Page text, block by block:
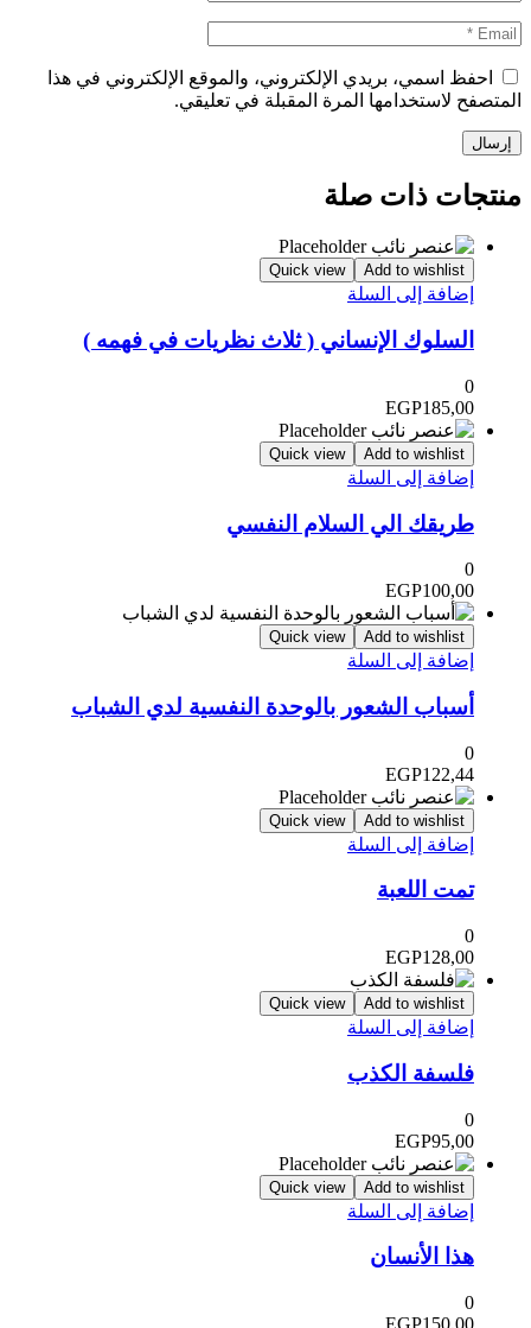
احفظ اسمي، بريدي الإلكتروني، والموقع الإلكتروني في هذا
المتصفح لاستخدامها المرة المقبلة في تعليقي.
منتجات ذات صلة
Add to wishlist
Quick view
إضافة إلى السلة
السلوك الإنساني ( ثلاث نظريات في فهمه )
0
EGP185,00
Add to wishlist
Quick view
إضافة إلى السلة
طريقك الي السلام النفسي
0
EGP100,00
Add to wishlist
Quick view
إضافة إلى السلة
أسباب الشعور بالوحدة النفسية لدي الشباب
0
EGP122,44
Add to wishlist
Quick view
إضافة إلى السلة
تمت اللعبة
0
EGP128,00
Add to wishlist
Quick view
إضافة إلى السلة
فلسفة الكذب
0
EGP95,00
Add to wishlist
Quick view
إضافة إلى السلة
هذا الأنسان
0
EGP150,00